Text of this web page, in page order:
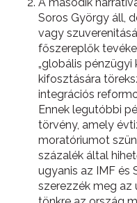
Soros György áll,
vagy
főszereplők
„globális pénzügyi
kifosztására
integrációs
Ennek legutóbbi
törvény, amely
moratóriumot
százalék által
ugyanis az IMF és
szerezzék meg az